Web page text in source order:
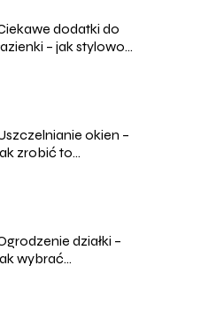
dodatki do
– jak stylowo
okien –
zrobić to
działki –
wybrać